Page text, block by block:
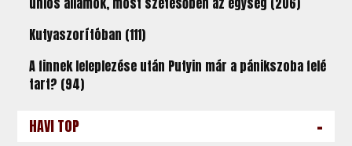
Kutyaszorítóban (111)
A finnek leleplezése után Putyin már a pánikszoba felé
tart? (94)
HAVI TOP -